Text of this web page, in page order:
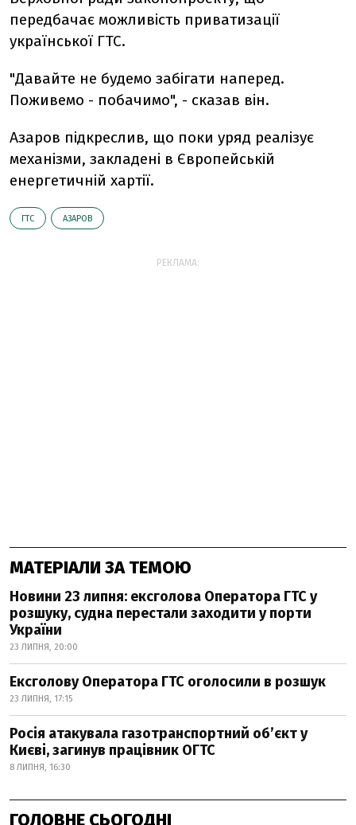
передбачає можливість приватизації
української ГТС.
"Давайте не будемо забігати наперед.
Поживемо - побачимо", - сказав він.
Азаров підкреслив, що поки уряд реалізує
механізми, закладені в Європейській
енергетичній хартії.
ГТС АЗАРОВ
РЕКЛАМА:
МАТЕРІАЛИ ЗА ТЕМОЮ
Новини 23 липня: ексголова Оператора ГТС у
розшуку, судна перестали заходити у порти
України
23 ЛИПНЯ, 20:00
Ексголову Оператора ГТС оголосили в розшук
23 ЛИПНЯ, 17:15
Росія атакувала газотранспортний об’єкт у
Києві, загинув працівник ОГТС
8 ЛИПНЯ, 16:30
ГОЛОВНЕ СЬОГОДНІ